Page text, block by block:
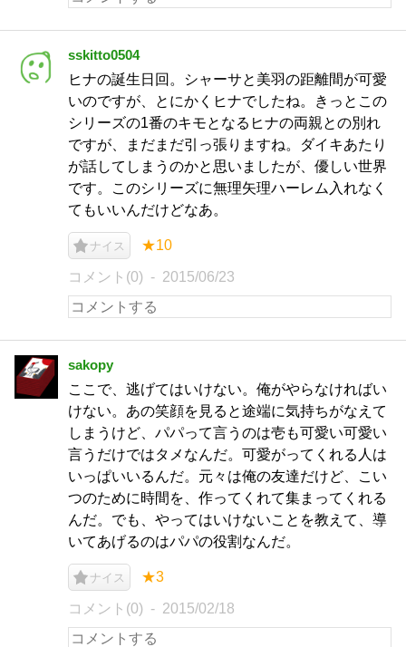
sskitto0504
ヒナの誕生日回。シャーサと美羽の距離間が可愛
いのですが、とにかくヒナでしたね。きっとこの
シリーズの1番のキモとなるヒナの両親との別れ
ですが、まだまだ引っ張りますね。ダイキあたり
が話してしまうのかと思いましたが、優しい世界
です。このシリーズに無理矢理ハーレム入れなく
てもいいんだけどなあ。
ナイス ★10
コメント(0) 2015/06/23
sakopy
ここで、逃げてはいけない。俺がやらなければい
けない。あの笑顔を見ると途端に気持ちがなえて
しまうけど、パパって言うのは壱も可愛い可愛い
言うだけではタメなんだ。可愛がってくれる人は
いっぱいいるんだ。元々は俺の友達だけど、こい
つのために時間を、作ってくれて集まってくれる
んだ。でも、やってはいけないことを教えて、導
いてあげるのはパパの役割なんだ。
ナイス ★3
コメント(0) 2015/02/18